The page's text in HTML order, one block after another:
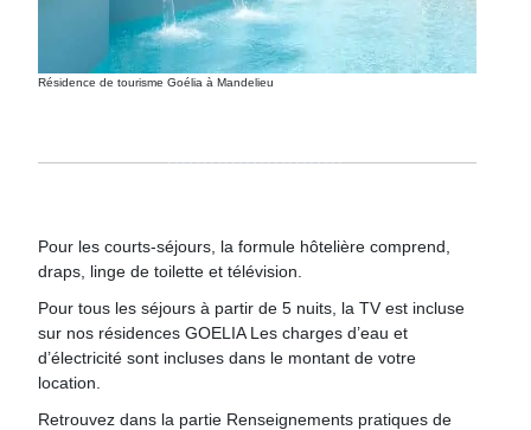
Résidence de tourisme Goélia à Mandelieu
Pour les courts-séjours, la formule hôtelière comprend,
draps, linge de toilette et télévision.
Pour tous les séjours à partir de 5 nuits, la TV est incluse
sur nos résidences GOELIA Les charges d’eau et
d’électricité sont incluses dans le montant de votre
location.
Retrouvez dans la partie Renseignements pratiques de